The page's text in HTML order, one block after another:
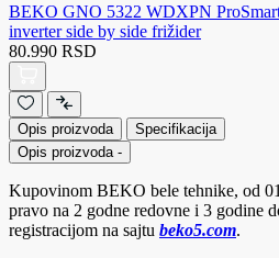
BEKO GNO 5322 WDXPN
inverter side by side frižider
80.990 RSD
Opis proizvoda
Specifikacija
Opis proizvoda -
Kupovinom BEKO bele tehnike, od
pravo na 2 godne redovne i 3 godine
registracijom na sajtu beko5.com.